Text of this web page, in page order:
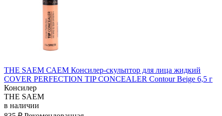
THE SAEM САЕМ Консилер-скульптор для лица жидкий
COVER PERFECTION TIP CONCEALER Contour Beige 6,5 г
Консилер
THE SAEM
в наличии